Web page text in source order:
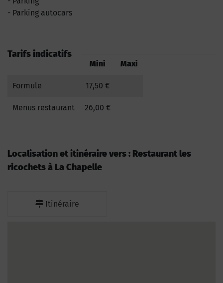
Parking autocars
Tarifs indicatifs
Mini Maxi
Formule 17,50 €
Menus restaurant 26,00 €
Localisation et itinéraire vers : Restaurant les
ricochets à La Chapelle
Itinéraire